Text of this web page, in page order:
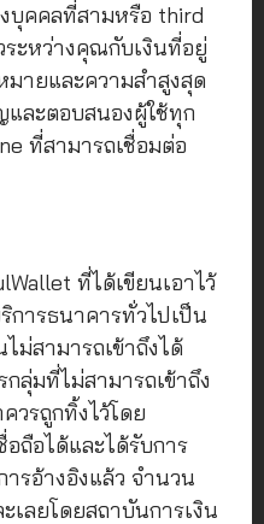
บุคคลที่สามหรือ third
ระหว่างคุณกับเงินที่อยู่
ายและความสำสูงสุด
ละตอบสนองผู้ใช้ทุก
ที่สามารถเชื่อมต่อ
ที่ได้เขียนเอาไว้
การธนาคารทั่วไปเป็น
ม่สามารถเข้าถึงได้
ลุ่มที่ไม่สามารถเข้าถึง
วรถูกทิ้งไว้โดย
ถือได้และได้รับการ
รอ้างอิงแล้ว จำนวน
เลยโดยสถาบันการเงิน